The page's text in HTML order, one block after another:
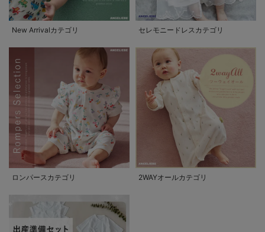
New Arrivalカテゴリ セレモニードレスカテゴリ
ロンパースカテゴリ 2WAYオールカテゴリ